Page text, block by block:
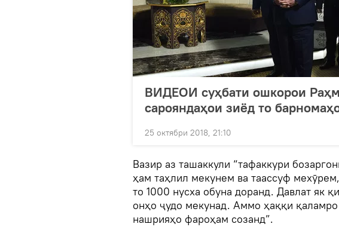
ВИДЕОИ суҳбати ошкорои
сарояндаҳои зиёд то
25 октябри 2018, 21:10
Вазир аз ташаккули “тафаккури
ҳам таҳлил мекунем ва таассуф
то 1000 нусха обуна доранд. Давлат як
онҳо ҷудо мекунад. Аммо ҳаққи
нашрияҳо фароҳам созанд”.